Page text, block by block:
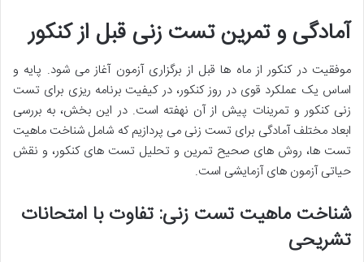
آمادگی و تمرین تست زنی قبل از کنکور
موفقیت در کنکور از ماه ها قبل از برگزاری آزمون آغاز می شود. پایه و
اساس یک عملکرد قوی در روز کنکور، در کیفیت برنامه ریزی برای تست
زنی کنکور و تمرینات پیش از آن نهفته است. در این بخش، به بررسی
ابعاد مختلف آمادگی برای تست زنی می پردازیم که شامل شناخت ماهیت
تست ها، روش های صحیح تمرین و تحلیل تست های کنکور، و نقش
حیاتی آزمون های آزمایشی است.
شناخت ماهیت تست زنی: تفاوت با امتحانات
تشریحی